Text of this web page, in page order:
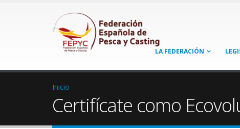
LA FEDERACIÓN
Inicio
Certifícate como